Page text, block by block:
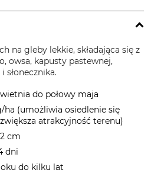
na gleby lekkie, składająca się z
owsa, kapusty pastewnej,
słonecznika.
do połowy maja
ha (umożliwia osiedlenie się
atrakcyjność terenu)
cm
dni
do kilku lat